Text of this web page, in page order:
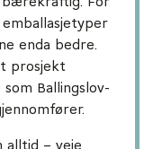
enda bedre.
prosjekt
Ballingslov-
alltid – veie